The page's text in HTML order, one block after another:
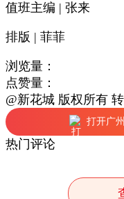
值班主编 | 张来
排版 | 菲菲
浏览量：
点赞量：
@新花城 版权所有
打开广
热门评论